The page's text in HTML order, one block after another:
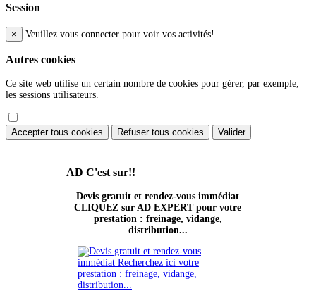
Session
× Veuillez vous connecter pour voir vos activités!
Autres cookies
Ce site web utilise un certain nombre de cookies pour gérer, par exemple,
les sessions utilisateurs.
Accepter tous cookies Refuser tous cookies Valider
AD C'est sur!!
Devis gratuit et rendez-vous immédiat
CLIQUEZ sur AD EXPERT pour votre
prestation : freinage, vidange,
distribution...